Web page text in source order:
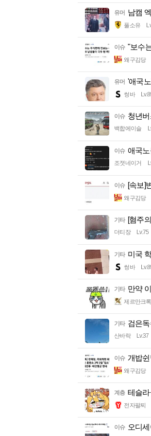
유머 남캠
풀소유
이슈 "보수
왜구김당
유머 '애국
썽바
이슈 청년
백합에이슬
이슈 애국
조졋네이거
이슈 [속보]
왜구김당
기타 [혐주
더티장 Lv.75
기타 미국
썽바
기타 만약
제르만크록
기타 검은
산바락 Lv.37
이슈 개밥
왜구김당
계층 테슬
전자팔찌
이슈 오디